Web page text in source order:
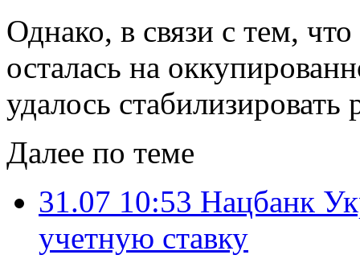
Однако, в связи с тем,
осталась на
удалось стабилизировать
Далее по теме
31.07 10:53 Нацбанк
учетную ставку